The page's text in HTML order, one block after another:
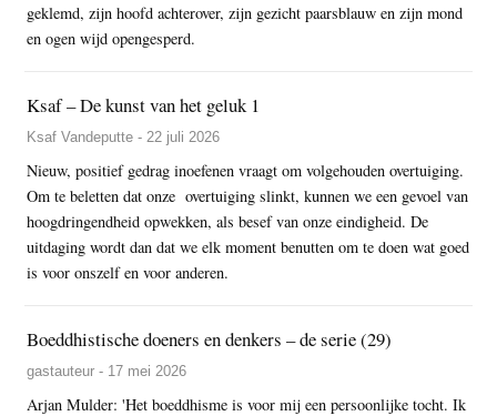
geklemd, zijn hoofd achterover, zijn gezicht paarsblauw en zijn mond
en ogen wijd opengesperd.
Ksaf – De kunst van het geluk 1
Ksaf Vandeputte - 22 juli 2026
Nieuw, positief gedrag inoefenen vraagt om volgehouden overtuiging.
Om te beletten dat onze overtuiging slinkt, kunnen we een gevoel van
hoogdringendheid opwekken, als besef van onze eindigheid. De
uitdaging wordt dan dat we elk moment benutten om te doen wat goed
is voor onszelf en voor anderen.
Boeddhistische doeners en denkers – de serie (29)
gastauteur - 17 mei 2026
Arjan Mulder: 'Het boeddhisme is voor mij een persoonlijke tocht. Ik